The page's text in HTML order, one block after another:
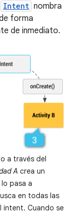
Intent nombra
forma
de inmediato.
a través del
A crea un
pasa a
en todas las
intent. Cuando se